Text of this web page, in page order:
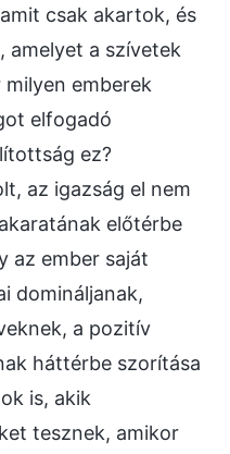
csak akartok, és
amelyet a szívetek
emberek
elfogadó
ez?
az igazság el nem
előtérbe
az ember saját
domináljanak,
a pozitív
háttérbe szorítása
is, akik
tesznek, amikor